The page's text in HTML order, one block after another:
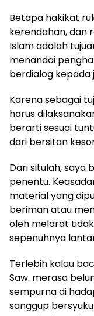
Betapa hakikat
kerendahan, dan
Islam adalah
menandai
berdialog kepada
Karena sebagai
harus
berarti sesuai
dari bersitan
Dari situlah, saya
penentu.
material yang
beriman atau
oleh melarat
sepenuhnya
Terlebih kalau
Saw. merasa
sempurna di
sanggup